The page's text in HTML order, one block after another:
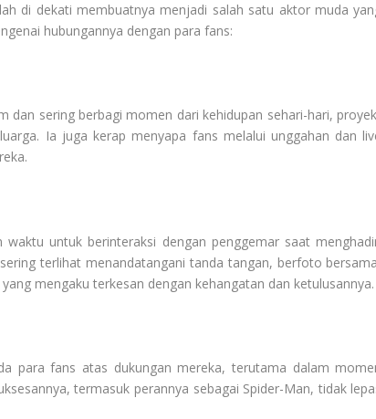
di dekati membuatnya menjadi salah satu aktor muda
hubungannya dengan para fans:
sering berbagi momen dari kehidupan sehari-hari,
Ia juga kerap menyapa fans melalui unggahan dan
untuk berinteraksi dengan penggemar saat
terlihat menandatangani tanda tangan, berfoto
mengaku terkesan dengan kehangatan dan ketulusannya.
para fans atas dukungan mereka, terutama dalam
termasuk perannya sebagai Spider-Man, tidak